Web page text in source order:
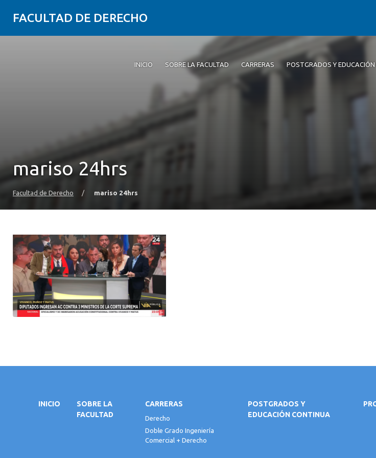
FACULTAD DE DERECHO
INICIO SOBRE LA FACULTAD CARRERAS POSTGRADOS Y
mariso 24hrs
Facultad de Derecho / mariso 24hrs
INICIO
SOBRE LA
FACULTAD
CARRERAS
Derecho
Doble Grado Ingeniería
Comercial + Derecho
POSTGRADOS Y
EDUCACIÓN CONTINUA